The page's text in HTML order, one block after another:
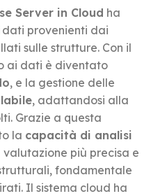
Server in Cloud ha
provenienti dai
sulle strutture. Con il
ai dati è diventato
, e la gestione delle
, adattandosi alla
Grazie a questa
la capacità di analisi
valutazione più precisa e
fondamentale
Il sistema cloud ha